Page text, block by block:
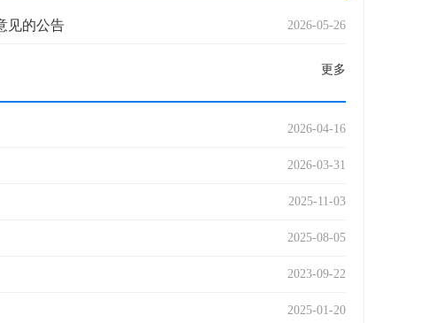
见的公告 2026-05-26
更多
2026-04-16
2026-03-31
2025-11-03
2025-08-05
2023-09-22
2025-01-20